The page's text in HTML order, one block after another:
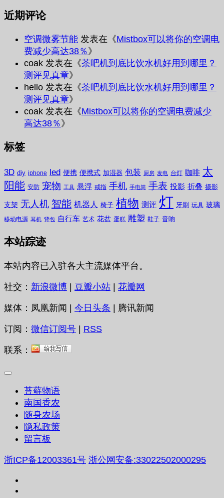
近期评论
空调微雾节能 发表在《Mistbox可以将你的空调电
费减少高达38％ 》
coak 发表在《茶吧机到底比饮水机好用到哪里？
测评见真章》
hello 发表在《茶吧机到底比饮水机好用到哪里？
测评见真章》
coak 发表在《Mistbox可以将你的空调电费减少
高达38％ 》
标签
3D diy iphone led 便携 便携式 加湿器 包装 厨房 发电 台灯 咖啡 太
阳能 安防 宠物 工具 悬浮 戒指 手机 手电筒 手表 投影 折叠 摄影
支架 无人机 智能 机器人 椅子 植物 测评 灯 牙刷 玩具 玻璃
移动电源 耳机 背包 自行车 艺术 花盆 蛋糕 雕塑 鞋子 音响
本站踪迹
本站内容已入驻各大主流媒体平台。
社交： 新浪微博 | 豆瓣小站 | 花瓣网
媒体：凤凰新闻 | 今日头条 | 腾讯新闻
订阅： 微信订阅号 | RSS
联系：
苔藓物语
南国香农
随身农场
隐私政策
留言板
浙ICP备12003361号 浙公网安备:33022502000295